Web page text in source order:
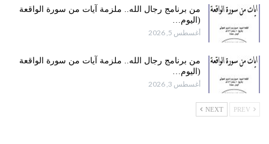
من برنامج رجال الله.. ملزمة آيات من سورة الواقعة
(اليوم…
أغسطس 5, 2026
من برنامج رجال الله.. ملزمة آيات من سورة الواقعة
(اليوم…
أغسطس 3, 2026
NEXT